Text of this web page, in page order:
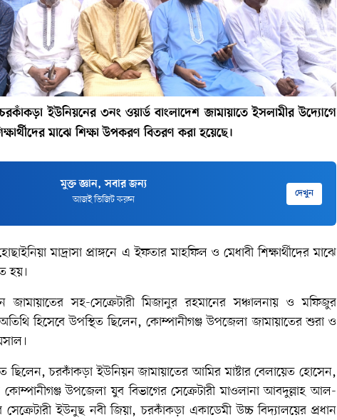
ইউনিয়নের ৩নং ওয়ার্ড বাংলাদেশ জামায়াতে ইসলামীর উদ্যোগে
মাঝে শিক্ষা উপকরণ বিতরণ করা হয়েছে।
মুক্ত জ্ঞান, সবার জন্য
আজই ভিজিট করুন দেখুন
মাদ্রাসা প্রাঙ্গনে এ ইফতার মাহফিল ও মেধাবী শিক্ষার্থীদের মাঝে
হয়।
জামায়াতের সহ-সেক্রেটারী মিজানুর রহমানের সঞ্চালনায় ও মফিজুর
হিসেবে উপস্থিত ছিলেন, কোম্পানীগঞ্জ উপজেলা জামায়াতের শুরা ও
ছিলেন, চরকাঁকড়া ইউনিয়ন জামায়াতের আমির মাষ্টার বেলায়েত হোসেন,
কোম্পানীগঞ্জ উপজেলা যুব বিভাগের সেক্রেটারী মাওলানা আবদুল্লাহ আল-
ইউনুছ নবী জিয়া, চরকাঁকড়া একাডেমী উচ্চ বিদ্যালয়ের প্রধান